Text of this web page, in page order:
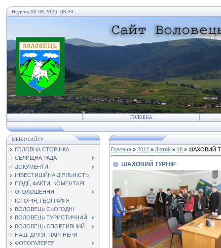
Неділя, 09.08.2026, 08:39
ГОЛОВНА
МЕНЮ САЙТУ
ГОЛОВНА СТОРІНКА
СЕЛИЩНА РАДА
ДОКУМЕНТИ
ІНВЕСТИЦІЙНА ДІЯЛЬНІСТЬ
ПОДІЇ, ФАКТИ, КОМЕНТАРІ
ОГОЛОШЕННЯ
ІСТОРІЯ, ГЕОГРАФІЯ
ВОЛОВЕЦЬ СЬОГОДНІ
ВОЛОВЕЦЬ ТУРИСТИЧНИЙ
ВОЛОВЕЦЬ СПОРТИВНИЙ
НАШІ ДРУЗІ, ПАРТНЕРИ
ФОТОГАЛЕРЕЯ
Головна » 2012 » Лютий » 18 » ШАХОВИЙ
ШАХОВИЙ ТУРНІР